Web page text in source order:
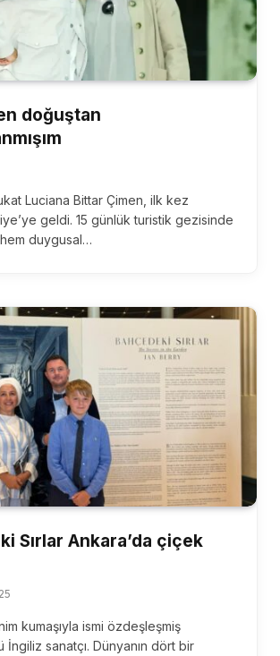
doğuştan
Luciana Bittar Çimen, ilk kez
geldi. 15 günlük turistik gezisinde
duygusal…
Sırlar Ankara’da çiçek
kumaşıyla ismi özdeşleşmiş
İngiliz sanatçı. Dünyanın dört bir